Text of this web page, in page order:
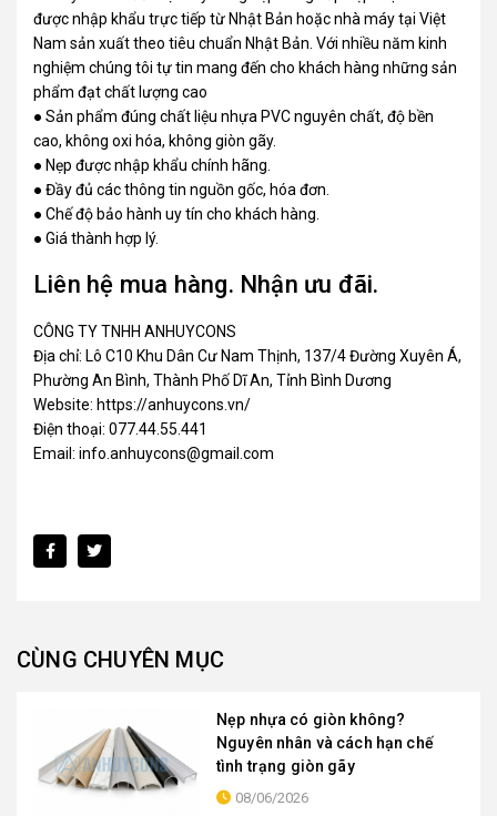
được nhập khẩu trực tiếp từ Nhật Bản hoặc nhà máy tại Việt
Nam sản xuất theo tiêu chuẩn Nhật Bản. Với nhiều năm kinh
nghiệm chúng tôi tự tin mang đến cho khách hàng những sản
phẩm đạt chất lượng cao
● Sản phẩm đúng chất liệu nhựa PVC nguyên chất, độ bền
cao, không oxi hóa, không giòn gãy.
● Nẹp được nhập khẩu chính hãng.
● Đầy đủ các thông tin nguồn gốc, hóa đơn.
● Chế độ bảo hành uy tín cho khách hàng.
● Giá thành hợp lý.
Liên hệ mua hàng. Nhận ưu đãi.
CÔNG TY TNHH ANHUYCONS
Địa chỉ: Lô C10 Khu Dân Cư Nam Thịnh, 137/4 Đường Xuyên Á,
Phường An Bình, Thành Phố Dĩ An, Tỉnh Bình Dương
Website: https://anhuycons.vn/
Điện thoại: 077.44.55.441
Email: info.anhuycons@gmail.com
CÙNG CHUYÊN MỤC
Nẹp nhựa có giòn không?
Nguyên nhân và cách hạn chế
tình trạng giòn gãy
08/06/2026